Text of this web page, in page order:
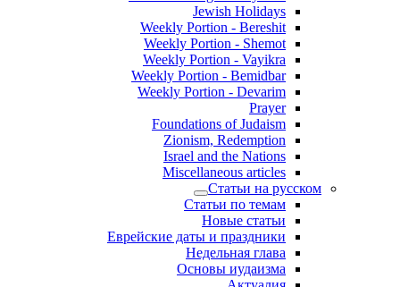
Jewish Holidays
Weekly Portion - Bereshit
Weekly Portion - Shemot
Weekly Portion - Vayikra
Weekly Portion - Bemidbar
Weekly Portion - Devarim
Prayer
Foundations of Judaism
Zionism, Redemption
Israel and the Nations
Miscellaneous articles
Статьи на русском
Статьи по темам
Новые статьи
Еврейские даты и праздники
Недельная глава
Основы иудаизма